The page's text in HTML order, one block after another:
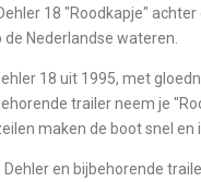
18 "Roodkapje"
Nederlandse wateren.
18 uit 1995, met
trailer neem je
maken de boot snel
en bijbehorende